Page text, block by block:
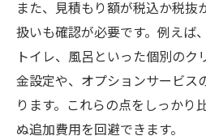
また、見積もり額が税込か税抜
扱いも確認が必要です。例えば
トイレ、風呂といった個別のク
金設定や、オプションサービス
ります。これらの点をしっかり
ぬ追加費用を回避できます。